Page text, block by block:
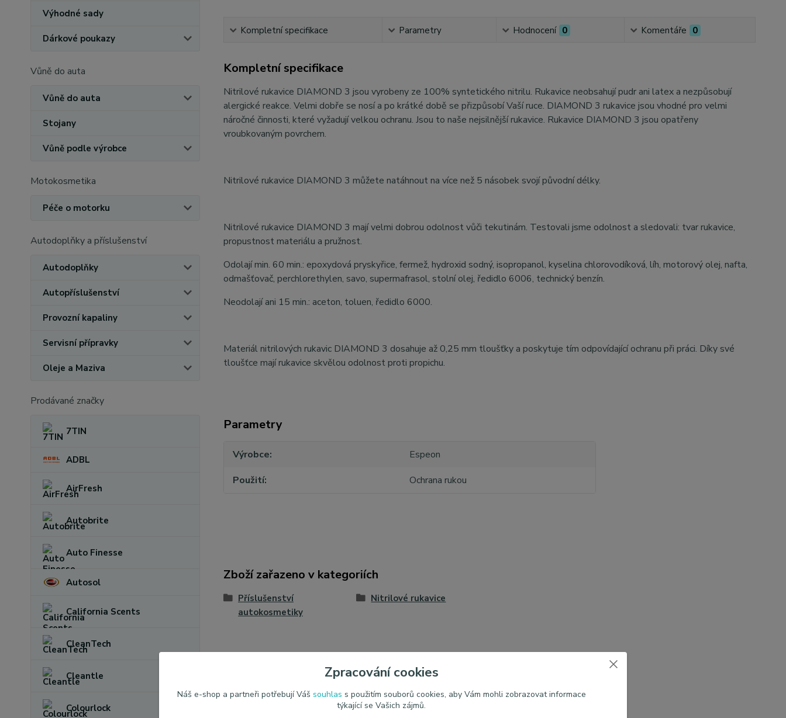
Výhodné sady
Dárkové poukazy
Vůně do auta
Vůně do auta
Stojany
Vůně podle výrobce
Motokosmetika
Péče o motorku
Autodoplňky a příslušenství
Autodoplňky
Autopříslušenství
Provozní kapaliny
Servisní přípravky
Oleje a Maziva
Prodávané značky
7TIN
ADBL
AirFresh
Autobrite
Auto Finesse
Autosol
California Scents
CleanTech
Cleantle
Colourlock
Kompletní specifikace Parametry Hodnocení 0 Komentáře 0
Kompletní specifikace
Nitrilové rukavice DIAMOND 3 jsou vyrobeny ze 100% syntetického nitrilu. Rukavice neobsahují pudr ani latex a nezpůsobují
alergické reakce. Velmi dobře se nosí a po krátké době se přizpůsobí Vaší ruce. DIAMOND 3 rukavice jsou vhodné pro velmi
náročné činnosti, které vyžadují velkou ochranu. Jsou to naše nejsilnější rukavice. Rukavice DIAMOND 3 jsou opatřeny
vroubkovaným povrchem.
Nitrilové rukavice DIAMOND 3 můžete natáhnout na více než 5 násobek svojí původní délky.
Nitrilové rukavice DIAMOND 3 mají velmi dobrou odolnost vůči tekutinám. Testovali jsme odolnost a sledovali: tvar rukavice,
propustnost materiálu a pružnost.
Odolají min. 60 min.: epoxydová pryskyřice, fermež, hydroxid sodný, isopropanol, kyselina chlorovodíková, líh, motorový olej, nafta,
odmašťovač, perchlorethylen, savo, supermafrasol, stolní olej, ředidlo 6006, technický benzín.
Neodolají ani 15 min.: aceton, toluen, ředidlo 6000.
Materiál nitrilových rukavic DIAMOND 3 dosahuje až 0,25 mm tloušťky a poskytuje tím odpovídající ochranu při práci. Díky své
tloušťce mají rukavice skvělou odolnost proti propichu.
Parametry
Výrobce
Espeon
Použití
Ochrana rukou
Zboží zařazeno v kategoriích
Příslušenství
autokosmetiky
Nitrilové rukavice
Zpracování cookies
Náš e-shop a partneři potřebují Váš souhlas s použitím souborů cookies, aby Vám mohli zobrazovat informace
týkající se Vašich zájmů.